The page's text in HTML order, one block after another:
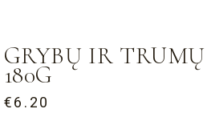
GRYBŲ IR
180G
€6.20